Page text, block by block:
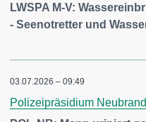
LWSPA M-V:
- Seenotretter und
03.07.2026 – 09:49
Polizeipräsidium